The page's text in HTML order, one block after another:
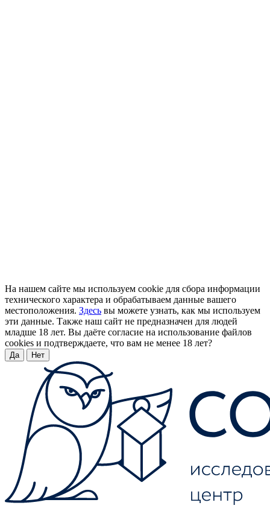
На нашем сайте мы используем cookie для сбора информации
технического характера и обрабатываем данные вашего
местоположения. Здесь вы можете узнать, как мы используем
эти данные. Также наш сайт не предназначен для людей
младше 18 лет. Вы даёте согласие на использование файлов
cookies и подтверждаете, что вам не менее 18 лет?
Да Нет